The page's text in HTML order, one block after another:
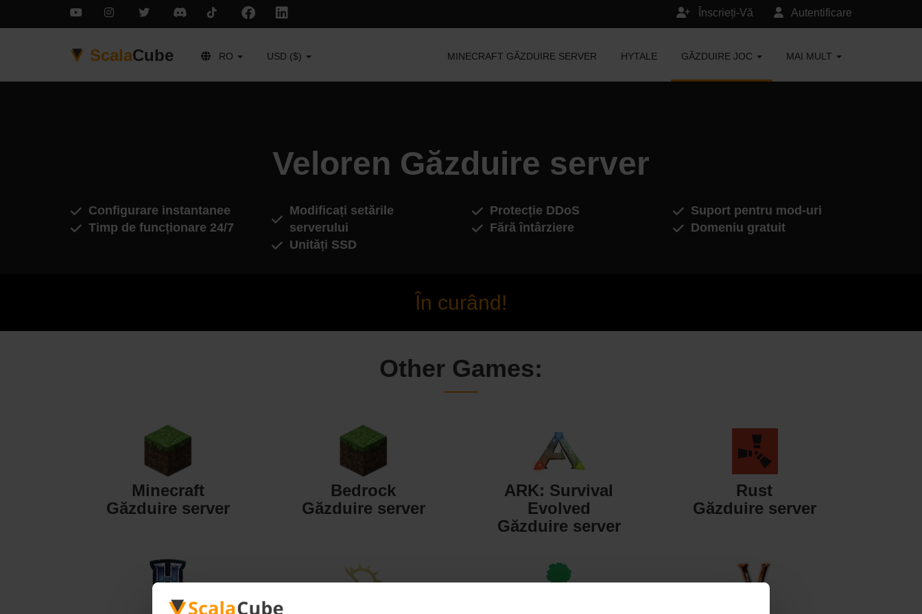
Autentificare
Înscrieți-Vă
ScalaCube RO USD ($) MINECRAFT GĂZDUIRE SERVER HYTALE GĂZDUIRE JOC MAI MULT
Veloren Găzduire server
Configurare instantanee
Timp de funcționare 24/7
Modificați setările
serverului
Unități SSD
Protecție DDoS
Fără întârziere
Suport pentru mod-uri
Domeniu gratuit
În curând!
Other Games:
Minecraft
Găzduire server
Bedrock
Găzduire server
ARK: Survival
Evolved
Găzduire server
Rust
Găzduire server